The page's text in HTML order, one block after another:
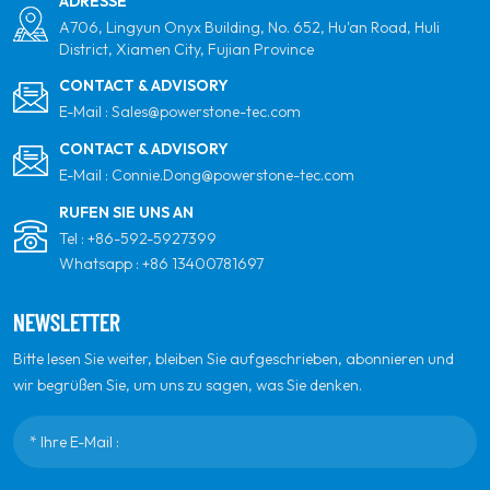
Umgebungen.
A706, Lingyun Onyx Building, No. 652, Hu'an Road, Huli
District, Xiamen City, Fujian Province
CONTACT & ADVISORY
E-Mail : Sales@powerstone-tec.com
CONTACT & ADVISORY
E-Mail : Connie.Dong@powerstone-tec.com
RUFEN SIE UNS AN
Tel : +86-592-5927399
Whatsapp : +86 13400781697
NEWSLETTER
Bitte lesen Sie weiter, bleiben Sie aufgeschrieben, abonnieren und
wir begrüßen Sie, um uns zu sagen, was Sie denken.